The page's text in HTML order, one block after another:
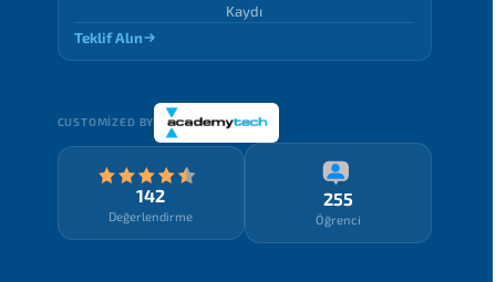
Kaydı
Teklif Alın
CUSTOMIZED BY
142
Değerlendirme
255
Öğrenci